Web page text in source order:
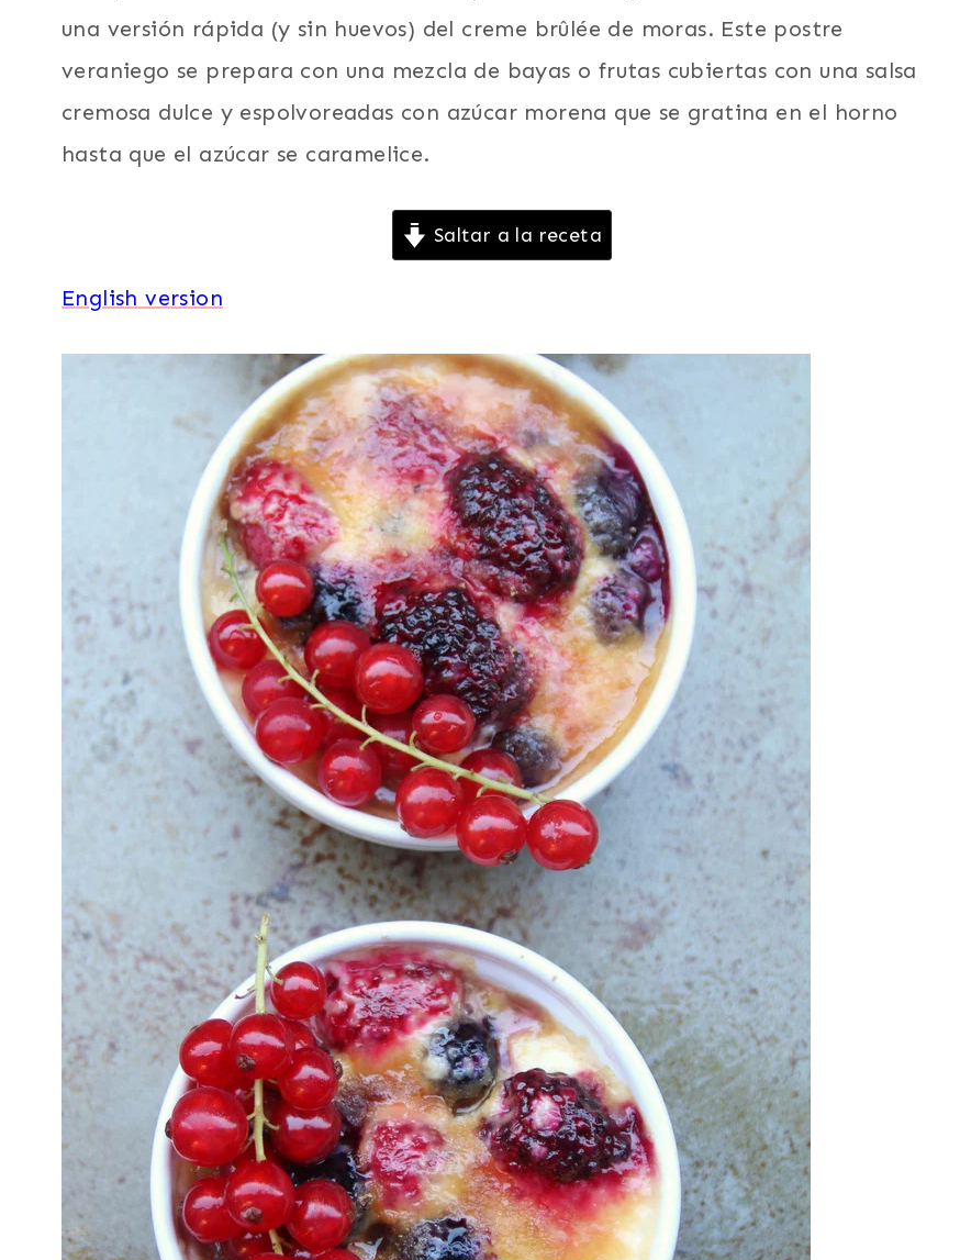
una versión rápida (y sin huevos) del creme brûlée de moras. Este postre
veraniego se prepara con una mezcla de bayas o frutas cubiertas con una salsa
cremosa dulce y espolvoreadas con azúcar morena que se gratina en el horno
hasta que el azúcar se caramelice.
Saltar a la receta
English version